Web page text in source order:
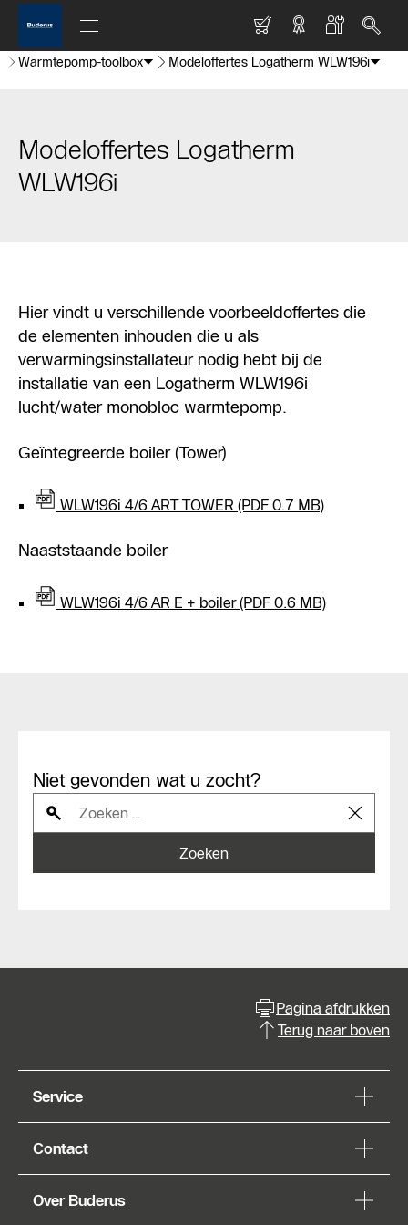
Warmtepomp-toolbox Modeloffertes Logatherm WLW196i
Modeloffertes Logatherm
WLW196i
Hier vindt u verschillende voorbeeldoffertes die
de elementen inhouden die u als
verwarmingsinstallateur nodig hebt bij de
installatie van een Logatherm WLW196i
lucht/water monobloc warmtepomp.
Geïntegreerde boiler (Tower)
WLW196i 4/6 ART TOWER (PDF 0.7 MB)
Naaststaande boiler
WLW196i 4/6 AR E + boiler (PDF 0.6 MB)
Niet gevonden wat u zocht?
Zoeken
Pagina afdrukken
Terug naar boven
Service
Contact
Over Buderus